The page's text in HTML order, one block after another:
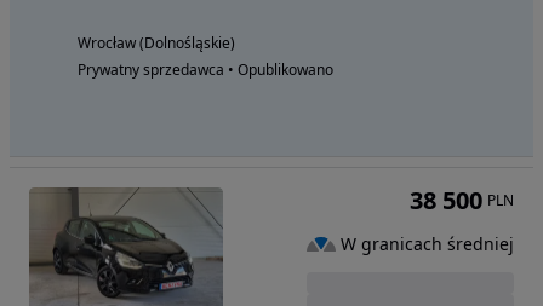
Wrocław (Dolnośląskie)
Prywatny sprzedawca • Opublikowano
38 500 PLN
W granicach średniej